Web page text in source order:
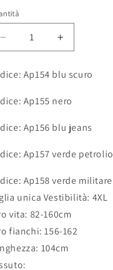
g
a
f
i
a
Diminuisci
quantità
per
Pantaloni
Tg.4XL
Aumenta
quantità
per
Pantaloni
Tg.4XL
Ap154 blu scuro
Ap155 nero
Ap156 blu jeans
Ap157 verde petrolio
Ap158 verde militare
unica Vestibilità: 4XL
vita: 82-160cm
fianchi: 156-162
104cm